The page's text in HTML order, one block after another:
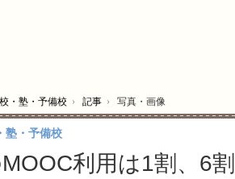
・塾・予備校 › 記事 › 写真・画像
利用は1割、6
塾・予備校